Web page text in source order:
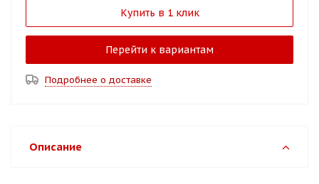
Купить в 1 клик
Перейти к вариантам
Подробнее о доставке
Описание